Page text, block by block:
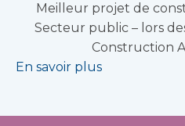
Meilleur projet de
Secteur public – lors
Construction
En savoir plus